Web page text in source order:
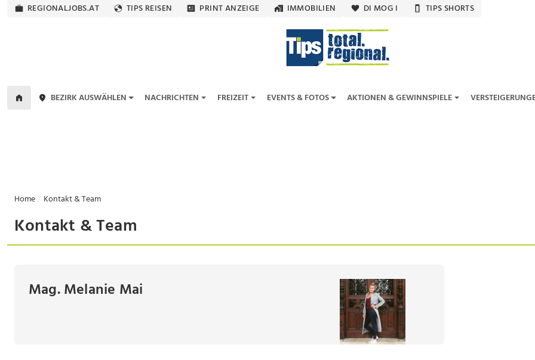
REGIONALJOBS.AT TIPS REISEN PRINT ANZEIGE IMMOBILIEN DI MOG I TIPS SHORTS
BEZIRK AUSWÄHLEN NACHRICHTEN FREIZEIT EVENTS & FOTOS AKTIONEN & GEWINNSPIELE
Home Kontakt & Team
Kontakt & Team
Mag. Melanie Mai